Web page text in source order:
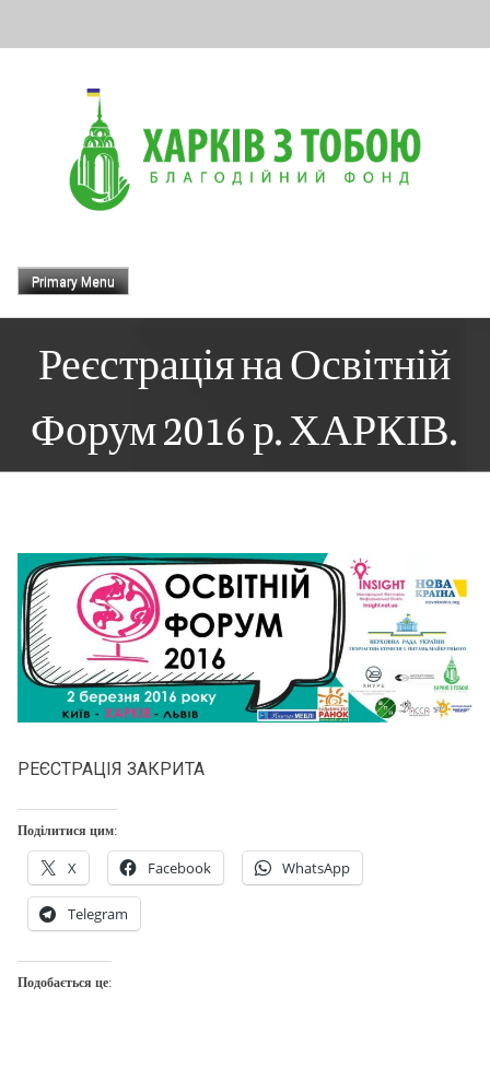
Primary Menu
Реєстрація на Освітній
Форум 2016 р. ХАРКІВ.
РЕЄСТРАЦІЯ ЗАКРИТА
Поділитися цим:
X Facebook WhatsApp
Telegram
Подобається це: